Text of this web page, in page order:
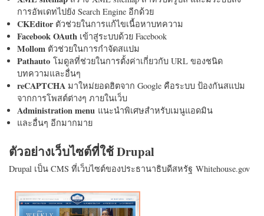
การอัพเดทไปยัง Search Engine อีกด้วย
CKEditorตัวช่วยในการแก้ไขเนื้อหาบทความ
Facebook OAuth เข้าสู่ระบบด้วย Facebook
Mollom ตัวช่วยในการกำจัดสแปม
Pathauto โมดูลที่ช่วยในการตั้งค่าเกี่ยวกับ URL ของชนิด
บทความและอื่นๆ
reCAPTCHA มาใหม่ยอดฮิตจาก Google คือระบบ ป้องกันสแปม
จากการโพสต์ต่างๆ ภายในเว็บ
Administration menu แนะนำพิเศษสำหรับเมนูแอดมิน
และอื่นๆ อีกมากมาย
ตัวอย่างเว็บไซต์ที่ใช้ Drupal
Drupal เป็น CMS ที่เว็บไซต์ของประธานาธิบดีสหรัฐ Whitehouse.gov